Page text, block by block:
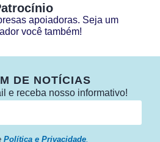
apoiadoras. Seja um
você também!
DE NOTÍCIAS
e receba nosso informativo!
Política e Privacidade.